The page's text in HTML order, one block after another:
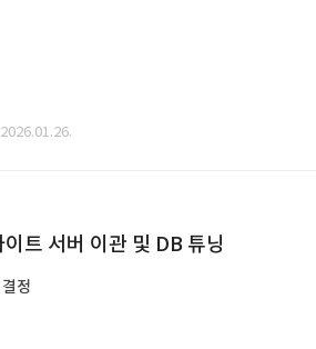
트 서버 이관 및 DB 튜닝
정